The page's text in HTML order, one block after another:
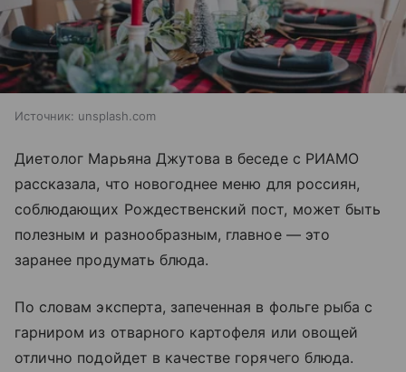
Источник: unsplash.com
Диетолог Марьяна Джутова в беседе с РИАМО
рассказала, что новогоднее меню для россиян,
соблюдающих Рождественский пост, может быть
полезным и разнообразным, главное — это
заранее продумать блюда.
По словам эксперта, запеченная в фольге рыба с
гарниром из отварного картофеля или овощей
отлично подойдет в качестве горячего блюда.